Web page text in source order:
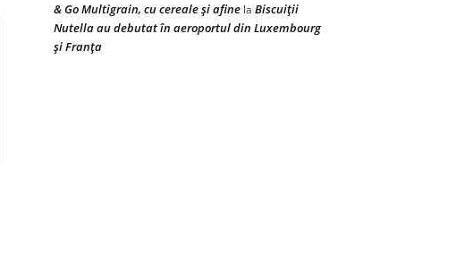
& Go Multigrain, cu cereale şi afine la Biscuiţii
Nutella au debutat în aeroportul din Luxembourg
şi Franţa